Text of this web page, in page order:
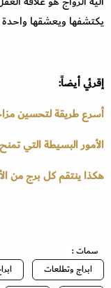
يكتشفها ويعشقها واحدة
إقرئي أيضاً:
أسرع طريقة لتحسين
الأمور البسيطة التي
هكذا ينتقم كل برج من
سمات :
ابراج وتطلعات